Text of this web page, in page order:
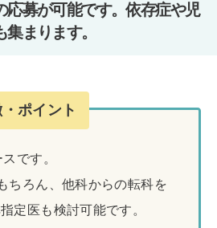
応募が可能です。依存症や児
まります。
ポイント
です。
ちろん、他科からの転科を
定医も検討可能です。